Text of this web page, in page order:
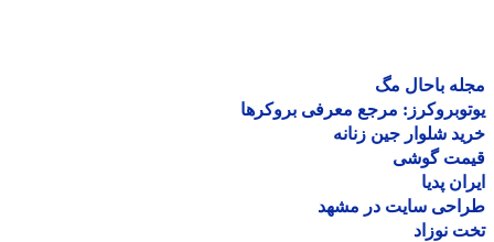
باحال مگ
مرجع معرفی بروکرها
شلوار جین زنانه
گوشی
پدیا
سایت در مشهد
نوزاد